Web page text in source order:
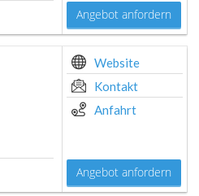
Angebot anfordern
Website
Kontakt
Anfahrt
Angebot anfordern